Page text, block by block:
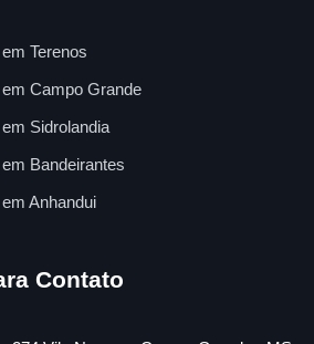
Terenos
Campo Grande
Sidrolandia
Bandeirantes
Anhandui
Contato